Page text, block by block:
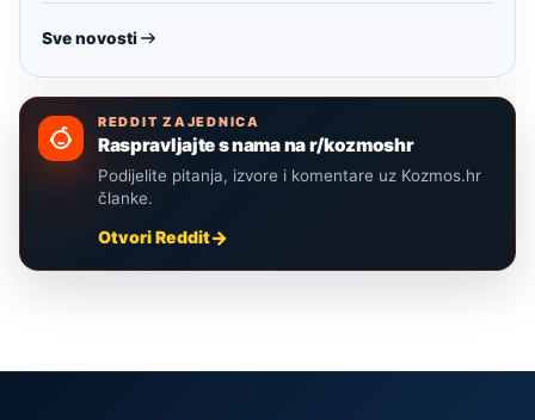
Sve novosti
REDDIT ZAJEDNICA
Raspravljajte s nama na r/kozmoshr
Podijelite pitanja, izvore i komentare uz Kozmos.hr
članke.
Otvori Reddit